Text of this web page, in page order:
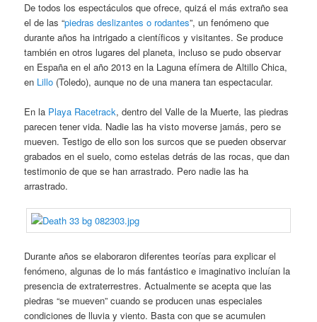
De todos los espectáculos que ofrece, quizá el más extraño sea
el de las “piedras deslizantes o rodantes”, un fenómeno que
durante años ha intrigado a científicos y visitantes. Se produce
también en otros lugares del planeta, incluso se pudo observar
en España en el año 2013 en la Laguna efímera de Altillo Chica,
en Lillo (Toledo), aunque no de una manera tan espectacular.
En la Playa Racetrack, dentro del Valle de la Muerte, las piedras
parecen tener vida. Nadie las ha visto moverse jamás, pero se
mueven. Testigo de ello son los surcos que se pueden observar
grabados en el suelo, como estelas detrás de las rocas, que dan
testimonio de que se han arrastrado. Pero nadie las ha
arrastrado.
Durante años se elaboraron diferentes teorías para explicar el
fenómeno, algunas de lo más fantástico e imaginativo incluían la
presencia de extraterrestres. Actualmente se acepta que las
piedras “se mueven” cuando se producen unas especiales
condiciones de lluvia y viento. Basta con que se acumulen